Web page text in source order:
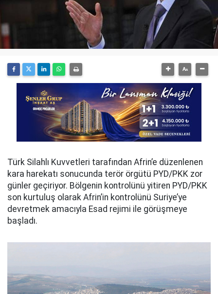
Türk Silahlı Kuvvetleri tarafından Afrin’e düzenlenen
kara harekatı sonucunda terör örgütü PYD/PKK zor
günler geçiriyor. Bölgenin kontrolünü yitiren PYD/PKK
son kurtuluş olarak Afrin’in kontrolünü Suriye’ye
devretmek amacıyla Esad rejimi ile görüşmeye
başladı.